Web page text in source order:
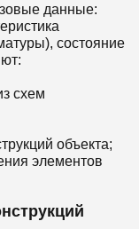
данные:
состояние
схем
объекта;
элементов